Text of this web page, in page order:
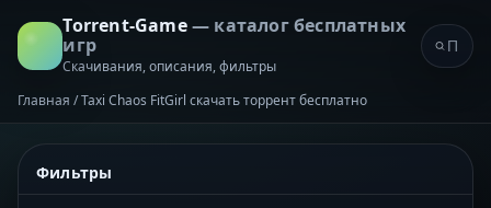
Torrent-Game— каталог бесплатных
игр
Скачивания, описания, фильтры
Главная /Taxi Chaos FitGirl скачать торрент бесплатно
Фильтры